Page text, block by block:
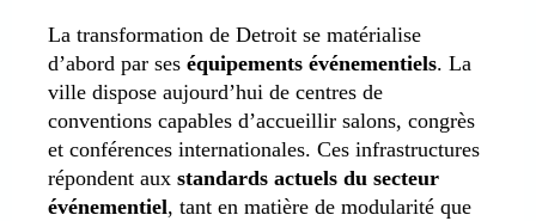
La transformation de Detroit se matérialise
d’abord par ses équipements événementiels. La
ville dispose aujourd’hui de centres de
conventions capables d’accueillir salons, congrès
et conférences internationales. Ces infrastructures
répondent aux standards actuels du secteur
événementiel, tant en matière de modularité que